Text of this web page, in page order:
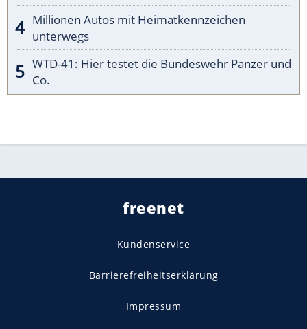
Millionen Autos mit Heimatkennzeichen
unterwegs
WTD-41: Hier testet die Bundeswehr Panzer und
Co.
freenet
Kundenservice
Barrierefreiheitserklärung
Impressum